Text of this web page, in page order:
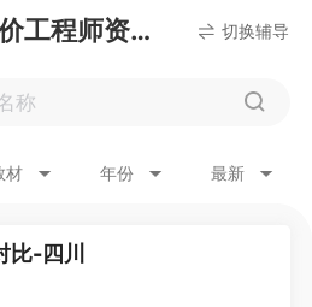
二级造价工程师资料下载 切换辅导
材 年份 最新
比-四川